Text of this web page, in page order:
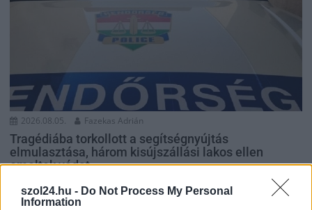
szol24.hu - Do Not Process My Personal
Information
2026.08.05. Fazekas Adrián
Tragédiába torkollott a segítségnyújtás
elmulasztása, három kisújszállási lakos ellen
emeltek vádat
Halálos kimenetelű közúti baleset gondatlan okozása,
segítségnyújtás elmulasztása és bűnpártolás miatt áll bíróság